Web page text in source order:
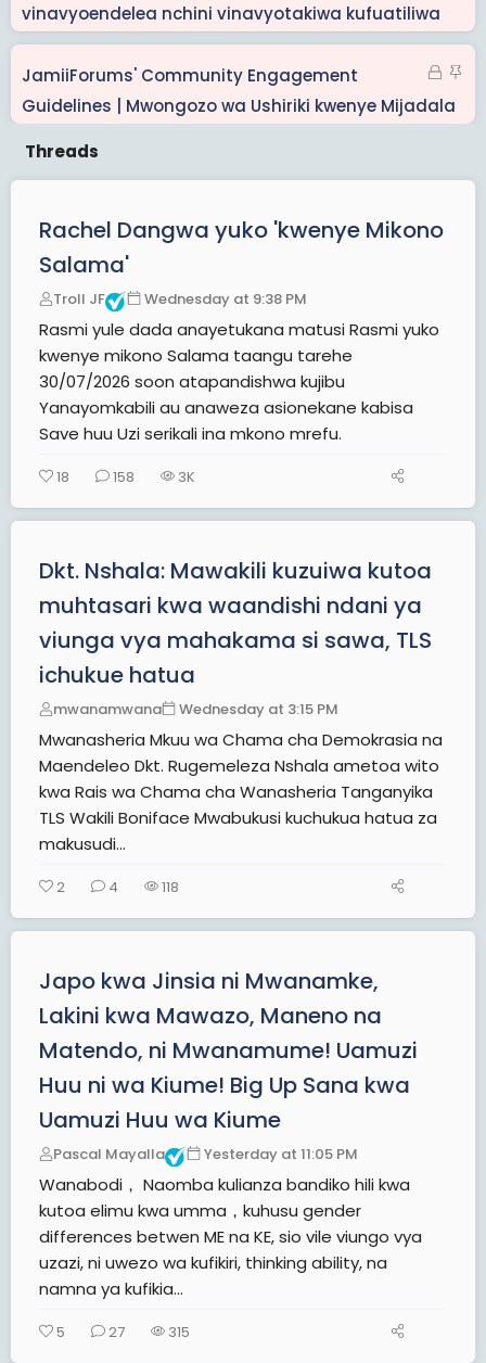
y
i
k
vinavyoendelea nchini vinavyotakiwa kufuatiliwa
C
l
o
e
S
i
k
JamiiForums' Community Engagement
Guidelines | Mwongozo wa Ushiriki kwenye Mijadala
Rachel Dangwa yuko 'kwenye Mikono
Salama'
Troll JF Wednesday at 9:38 PM
Rasmi yule dada anayetukana matusi Rasmi yuko
kwenye mikono Salama taangu tarehe
30/07/2026 soon atapandishwa kujibu
Yanayomkabili au anaweza asionekane kabisa
Save huu Uzi serikali ina mkono mrefu.
18 158 3K
Dkt. Nshala: Mawakili kuzuiwa kutoa
muhtasari kwa waandishi ndani ya
viunga vya mahakama si sawa, TLS
ichukue hatua
mwanamwana Wednesday at 3:15 PM
Mwanasheria Mkuu wa Chama cha Demokrasia na
Maendeleo Dkt. Rugemeleza Nshala ametoa wito
kwa Rais wa Chama cha Wanasheria Tanganyika
TLS Wakili Boniface Mwabukusi kuchukua hatua za
makusudi...
2 4 118
Japo kwa Jinsia ni Mwanamke,
Lakini kwa Mawazo, Maneno na
Matendo, ni Mwanamume! Uamuzi
Huu ni wa Kiume! Big Up Sana kwa
Uamuzi Huu wa Kiume
Pascal Mayalla Yesterday at 11:05 PM
Wanabodi， Naomba kulianza bandiko hili kwa
kutoa elimu kwa umma，kuhusu gender
differences betwen ME na KE, sio vile viungo vya
uzazi, ni uwezo wa kufikiri, thinking ability, na
namna ya kufikia...
5 27 315